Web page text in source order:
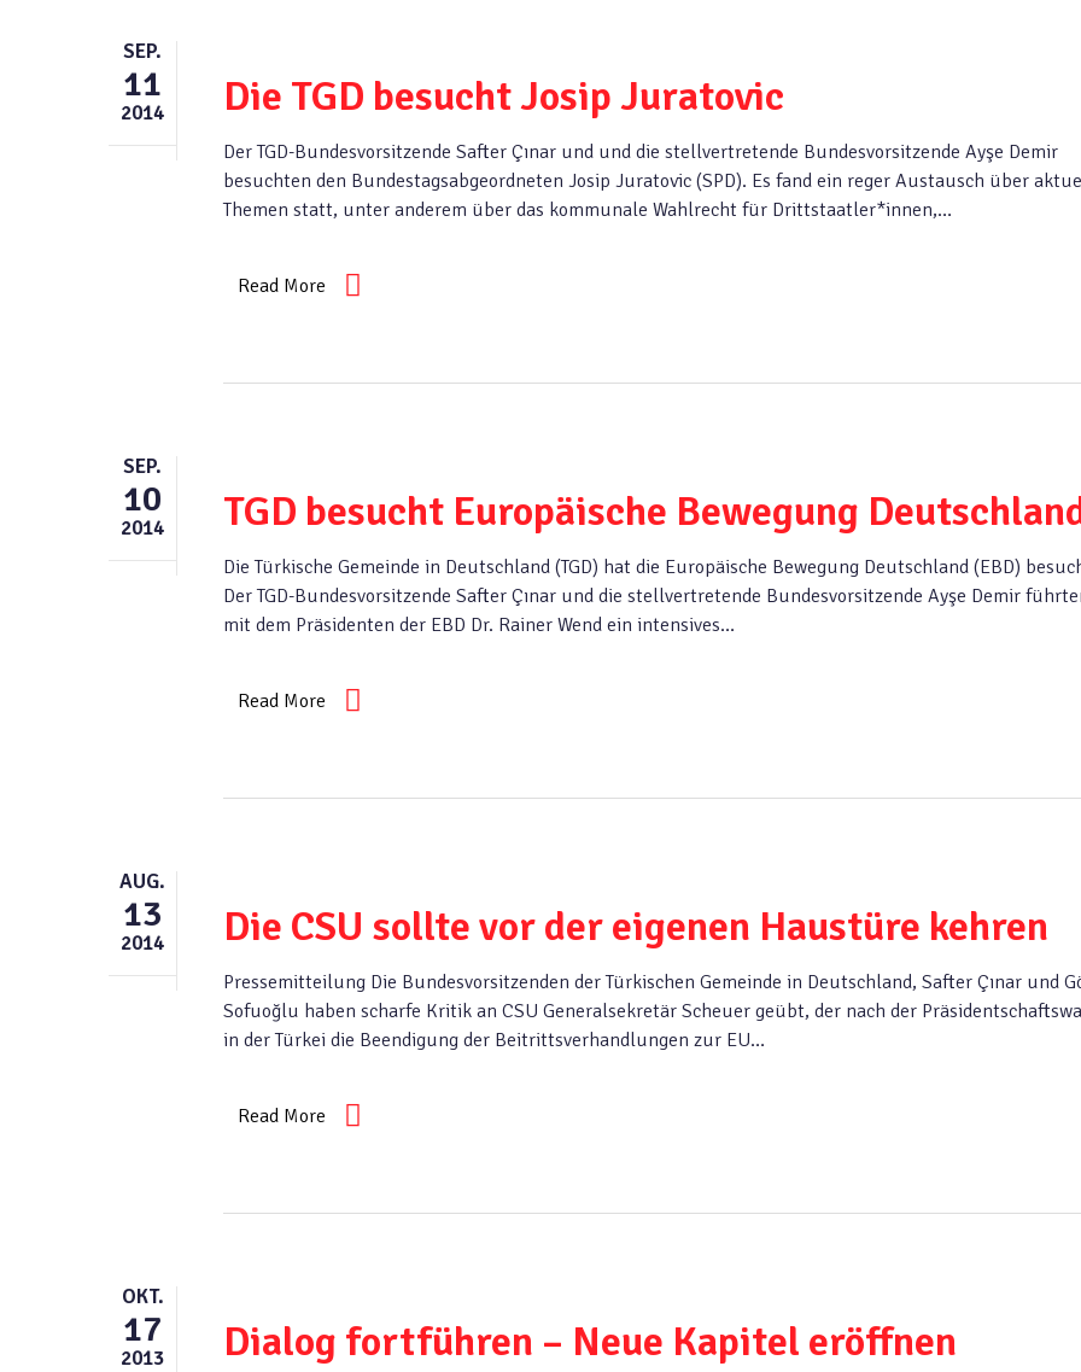
SEP.
11
2014 Die TGD besucht Josip Juratovic
Der TGD-Bundesvorsitzende Safter Çınar und und die stellvertretende Bundesvorsitzende Ayşe Demir
besuchten den Bundestagsabgeordneten Josip Juratovic (SPD). Es fand ein reger Austausch über
Themen statt, unter anderem über das kommunale Wahlrecht für Drittstaatler*innen,…
Read More
SEP.
10
2014 TGD besucht Europäische Bewegung
Die Türkische Gemeinde in Deutschland (TGD) hat die Europäische Bewegung Deutschland (EBD)
Der TGD-Bundesvorsitzende Safter Çınar und die stellvertretende Bundesvorsitzende Ayşe Demir
mit dem Präsidenten der EBD Dr. Rainer Wend ein intensives…
Read More
AUG.
13
2014 Die CSU sollte vor der eigenen Haustüre kehren
Pressemitteilung Die Bundesvorsitzenden der Türkischen Gemeinde in Deutschland, Safter Çınar und
Sofuoğlu haben scharfe Kritik an CSU Generalsekretär Scheuer geübt, der nach der
in der Türkei die Beendigung der Beitrittsverhandlungen zur EU…
Read More
OKT.
17
2013 Dialog fortführen – Neue Kapitel eröffnen